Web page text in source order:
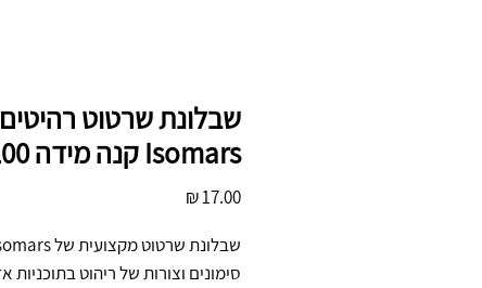
שבלונת שרטוט רהיטים
Isomars קנה מידה 1:100